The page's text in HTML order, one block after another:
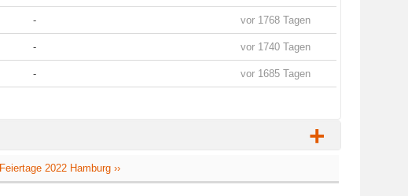
- vor 1768 Tagen
- vor 1740 Tagen
- vor 1685 Tagen
+
Feiertage 2022 Hamburg ››